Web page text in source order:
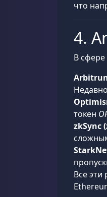
что
4.
В
токен
zkSync
Все